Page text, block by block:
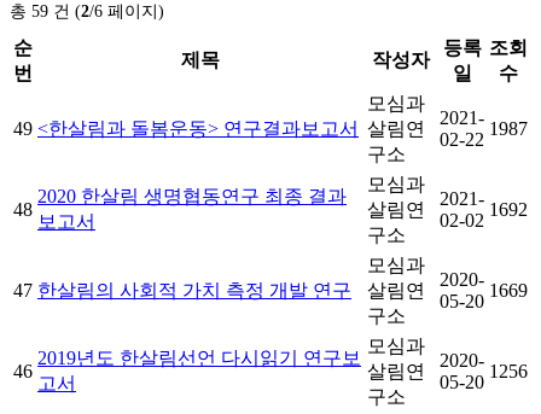
총 59 건 (2/6 페이지)
순
번
제목 작성자
등록
일
조회
수
49 <한살림과 돌봄운동> 연구결과보고서
모심과
살림연
구소
2021-
02-22
1987
48
2020 한살림 생명협동연구 최종 결과
보고서
모심과
살림연
구소
2021-
02-02
1692
47 한살림의 사회적 가치 측정 개발 연구
모심과
살림연
구소
2020-
05-20
1669
46
2019년도 한살림선언 다시읽기 연구보
고서
모심과
살림연
구소
2020-
05-20
1256